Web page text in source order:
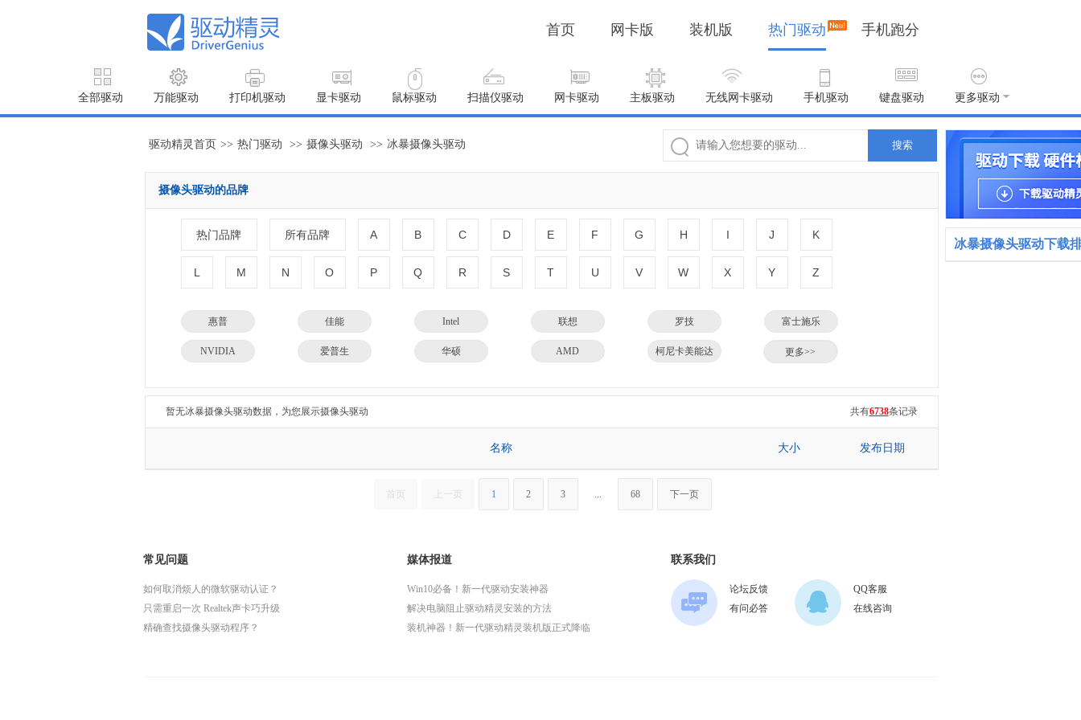
首页 网卡版 装机版 热门驱动 手机跑分
全部驱动 万能驱动 打印机驱动 显卡驱动 鼠标驱动 扫描仪驱动 网卡驱动 主板驱动 无线网卡驱动 手机驱动 键盘驱动 更多驱动
驱动精灵首页 >> 热门驱动 >> 摄像头驱动 >> 冰暴摄像头驱动 搜索
摄像头驱动的品牌
热门品牌 所有品牌 A B C D E F G H I J K
L M N O P Q R S T U V W X Y Z
惠普 佳能 Intel 联想 罗技 富士施乐
NVIDIA 爱普生 华硕 AMD 柯尼卡美能达 小米
得力 瑞昱
更多>>
暂无冰暴摄像头驱动数据，为您展示摄像头驱动 共有6738条记录
名称 大小 发布日期
首页 上一页 1 2 3 ... 68 下一页
冰暴摄像头驱动下载
常见问题
如何取消烦人的微软驱动认证？
只需重启一次 Realtek声卡巧升级
精确查找摄像头驱动程序？
媒体报道
Win10必备！新一代驱动安装神器
解决电脑阻止驱动精灵安装的方法
装机神器！新一代驱动精灵装机版正式降临
联系我们
论坛反馈
有问必答
QQ客服
在线咨询